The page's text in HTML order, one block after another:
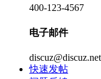
400-123-4567
电子邮件
discuz@discuz.net
快速发帖